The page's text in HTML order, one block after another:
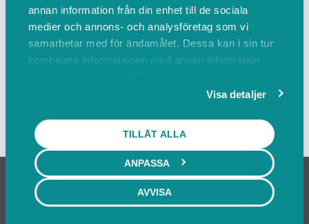
annan information från din enhet till de sociala
medier och annons- och analysföretag som vi
samarbetar med för ändamålet. Dessa kan i sin tur
kombinera informationen med annan information
Visa detaljer
TILLÅT ALLA
ANPASSA
AVVISA
Leverantörer Events